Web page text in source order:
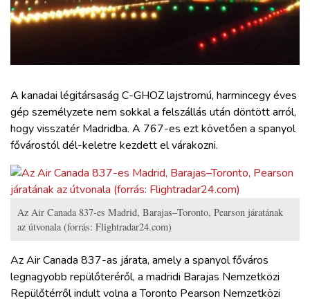
ARCHÍVUM
BELÉPÉS
A kanadai légitársaság C-GHOZ lajstromú, harmincegy éves
gép személyzete nem sokkal a felszállás után döntött arról,
hogy visszatér Madridba. A 767-es ezt követően a spanyol
fővárostól dél-keletre kezdett el várakozni.
Az Air Canada 837-es Madrid, Barajas–Toronto, Pearson járatának
az útvonala (forrás: Flightradar24.com)
Az Air Canada 837-as járata, amely a spanyol főváros
legnagyobb repülőteréről, a madridi Barajas Nemzetközi
Repülőtérről indult volna a Toronto Pearson Nemzetközi